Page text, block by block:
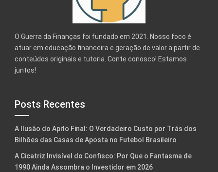
O Guerra da Finanças foi fundado em 2021. Nosso foco é
atuar em educação financeira e geração de valor a partir de
conteúdos originais e tutoria. Conte conosco! Estamos
juntos!
Posts Recentes
A Ilusão do Apito Final: O Verdadeiro Custo por Trás dos
Bilhões das Casas de Aposta no Futebol Brasileiro
A Cicatriz Invisível do Confisco: Por Que o Fantasma de
1990 Ainda Assombra o Investidor em 2026